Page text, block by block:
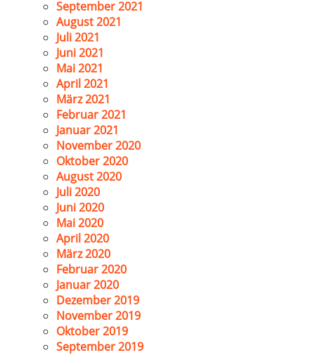
September 2021
August 2021
Juli 2021
Juni 2021
Mai 2021
April 2021
März 2021
Februar 2021
Januar 2021
November 2020
Oktober 2020
August 2020
Juli 2020
Juni 2020
Mai 2020
April 2020
März 2020
Februar 2020
Januar 2020
Dezember 2019
November 2019
Oktober 2019
September 2019